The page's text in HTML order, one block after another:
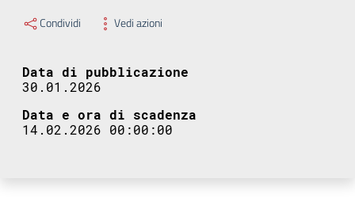
Condividi Vedi azioni
Data di pubblicazione
30.01.2026
Data e ora di scadenza
14.02.2026 00:00:00